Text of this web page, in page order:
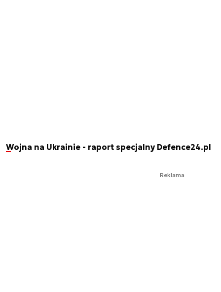
Wojna na Ukrainie - raport specjalny Defence24.pl
Reklama